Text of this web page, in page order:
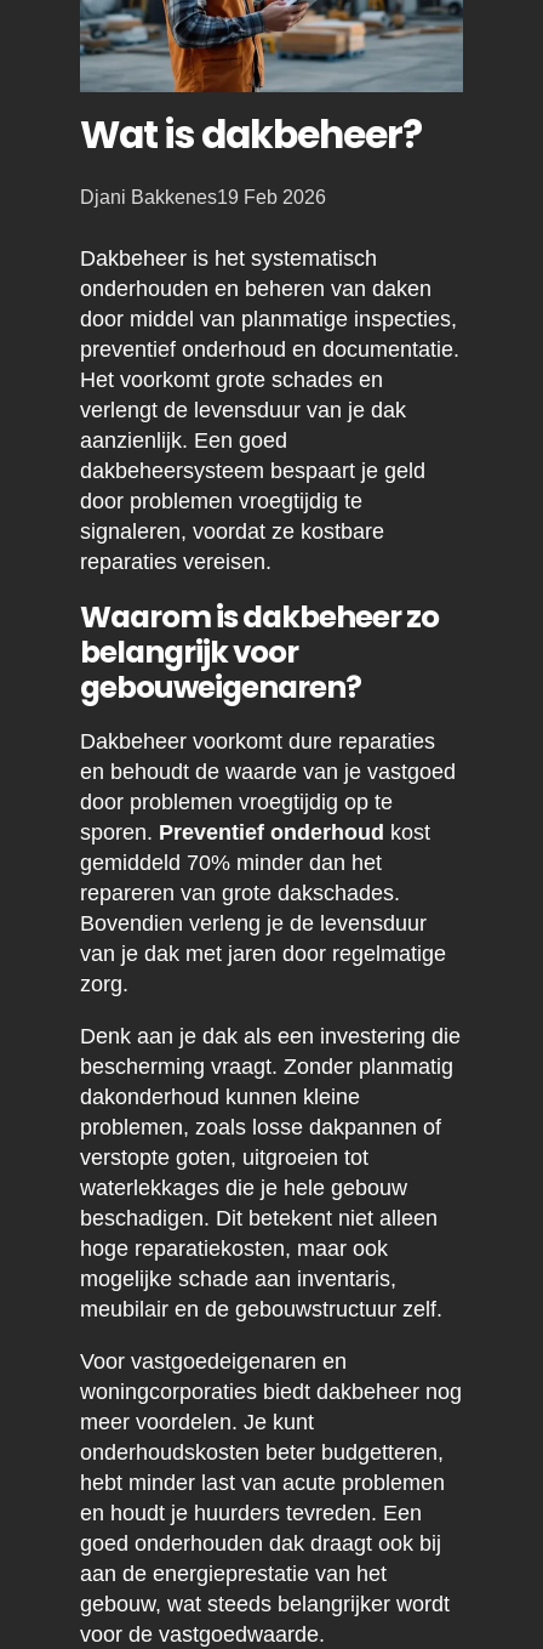
Wat is dakbeheer?
Posted
Djani Bakkenes19 Feb 2026
Dakbeheer is het systematisch
onderhouden en beheren van daken
door middel van planmatige inspecties,
preventief onderhoud en documentatie.
Het voorkomt grote schades en
verlengt de levensduur van je dak
aanzienlijk. Een goed
dakbeheersysteem bespaart je geld
door problemen vroegtijdig te
signaleren, voordat ze kostbare
reparaties vereisen.
Waarom is dakbeheer zo
belangrijk voor
gebouweigenaren?
Dakbeheer voorkomt dure reparaties
en behoudt de waarde van je vastgoed
door problemen vroegtijdig op te
sporen. Preventief onderhoud kost
gemiddeld 70% minder dan het
repareren van grote dakschades.
Bovendien verleng je de levensduur
van je dak met jaren door regelmatige
zorg.
Denk aan je dak als een investering die
bescherming vraagt. Zonder planmatig
dakonderhoud kunnen kleine
problemen, zoals losse dakpannen of
verstopte goten, uitgroeien tot
waterlekkages die je hele gebouw
beschadigen. Dit betekent niet alleen
hoge reparatiekosten, maar ook
mogelijke schade aan inventaris,
meubilair en de gebouwstructuur zelf.
Voor vastgoedeigenaren en
woningcorporaties biedt dakbeheer nog
meer voordelen. Je kunt
onderhoudskosten beter budgetteren,
hebt minder last van acute problemen
en houdt je huurders tevreden. Een
goed onderhouden dak draagt ook bij
aan de energieprestatie van het
gebouw, wat steeds belangrijker wordt
voor de vastgoedwaarde.